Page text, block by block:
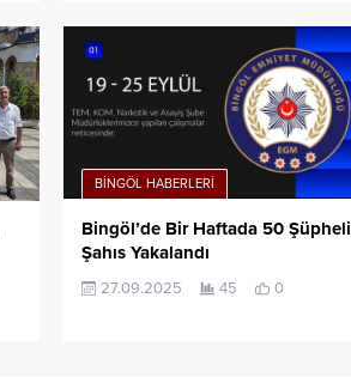
BINGÖL HABERLERI
Bingöl’de Bir Haftada 50 Şüpheli
Şahıs Yakalandı
27.09.2025 45 0